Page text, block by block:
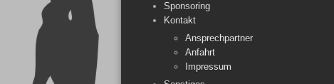
Sponsoring
Kontakt
Ansprechpartner
Anfahrt
Impressum